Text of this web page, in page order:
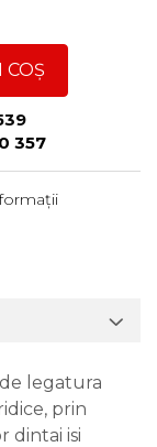
COȘ
357
legatura
prin
dintai isi